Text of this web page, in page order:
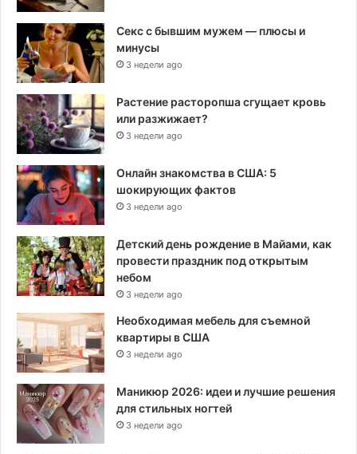
Секс с бывшим мужем — плюсы и
минусы
3 недели ago
Растение расторопша сгущает кровь
или разжижает?
3 недели ago
Онлайн знакомства в США: 5
шокирующих фактов
3 недели ago
Детский день рождение в Майами, как
провести праздник под открытым
небом
3 недели ago
Необходимая мебель для съемной
квартиры в США
3 недели ago
Маникюр 2026: идеи и лучшие решения
для стильных ногтей
3 недели ago